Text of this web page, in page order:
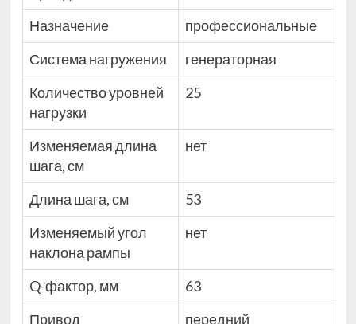
Назначение
профессиональные
Система нагружения
генераторная
Количество уровней
нагрузки
25
Изменяемая длина
шага, см
нет
Длина шага, см
53
Изменяемый угол
наклона рампы
нет
Q-фактор, мм
63
Привод
передний